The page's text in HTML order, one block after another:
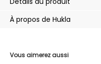
Vous aimerez aussi
À propos de Hukla